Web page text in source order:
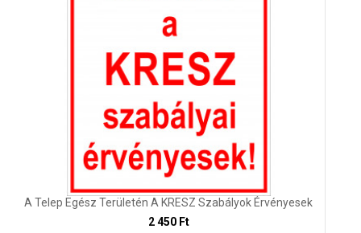
A Telep Egész Területén A KRESZ Szabályok Érvényesek
2 450 Ft